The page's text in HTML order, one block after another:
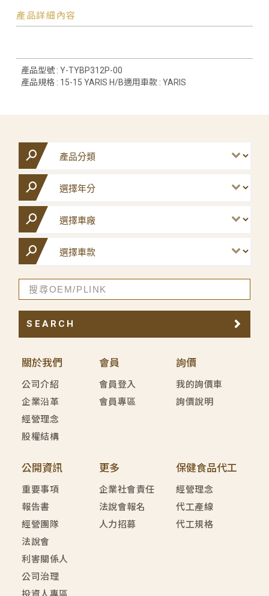
產品詳細內容
產品型號 : Y-TYBP312P-00
產品規格 : 15-15 YARIS H/B適用車款 : YARIS
關於我們
公司介紹
企業沿革
經營理念
股權結構
會員
會員登入
會員專區
詢價
我的詢價車
詢價說明
公開資訊
重要事項
報告書
經營團隊
法說會
利害關係人
公司治理
更多
企業社會責任
法說會報名
人力招募
保健食品代工
經營理念
代工產線
代工規格
SEARCH